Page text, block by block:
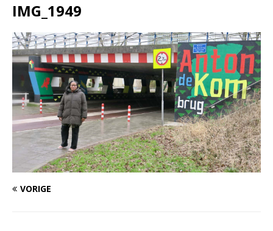
IMG_1949
VORIGE